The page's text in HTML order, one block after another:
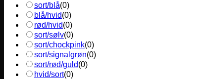
sort/blå(0)
blå/hvid(0)
rød/hvid(0)
sort/sølv(0)
sort/chockpink(0)
sort/signalgrøn(0)
sort/rød/guld(0)
hvid/sort(0)